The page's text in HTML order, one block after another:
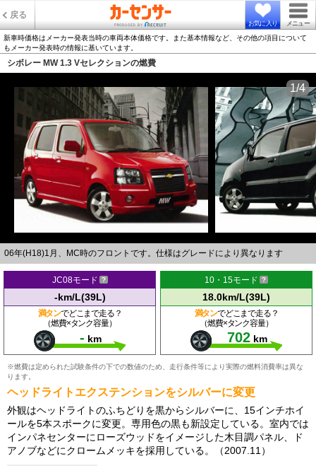
戻る
お気に入り メニュー
新車時価格はメーカー発表当時の車両本体価格です。また基本情報など、その他の項目について
もメーカー発表時の情報に基いています。
シボレー MW 1.3 Vセレクションの燃費
06年(H18)1月、MC時のフロントです。仕様はグレードにより異なります
1/4
JC08モード
-km/L(39L)
満タンでどこまで走る？
（燃費×タンク容量）
- km
10・15モード
18.0km/L(39L)
満タンでどこまで走る？
（燃費×タンク容量）
702 km
※燃費は定められた試験条件の下での数値のため、走行条件等により実際の燃料消費率は異な
ります。
ヘッドライトエクステンションをシルバーに変更
外観はヘッドライトのふちどりを黒からシルバーに、15インチホイ
ールを5本スポークに変更。専用色の黒も新設定している。室内では
インパネセンターにローズウッドをイメージした木目調パネル、ド
アノブなどにクロームメッキを採用している。（2007.11）